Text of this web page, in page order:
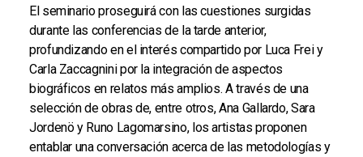
El seminario proseguirá con las cuestiones surgidas
durante las conferencias de la tarde anterior,
profundizando en el interés compartido por Luca Frei y
Carla Zaccagnini por la integración de aspectos
biográficos en relatos más amplios. A través de una
selección de obras de, entre otros, Ana Gallardo, Sara
Jordenö y Runo Lagomarsino, los artistas proponen
entablar una conversación acerca de las metodologías y